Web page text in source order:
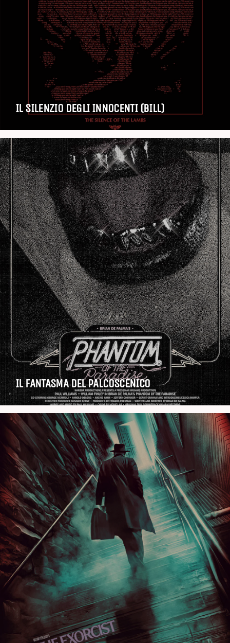
IL SILENZIO DEGLI INNOCENTI (BILL)
IL FANTASMA DEL PALCOSCENICO